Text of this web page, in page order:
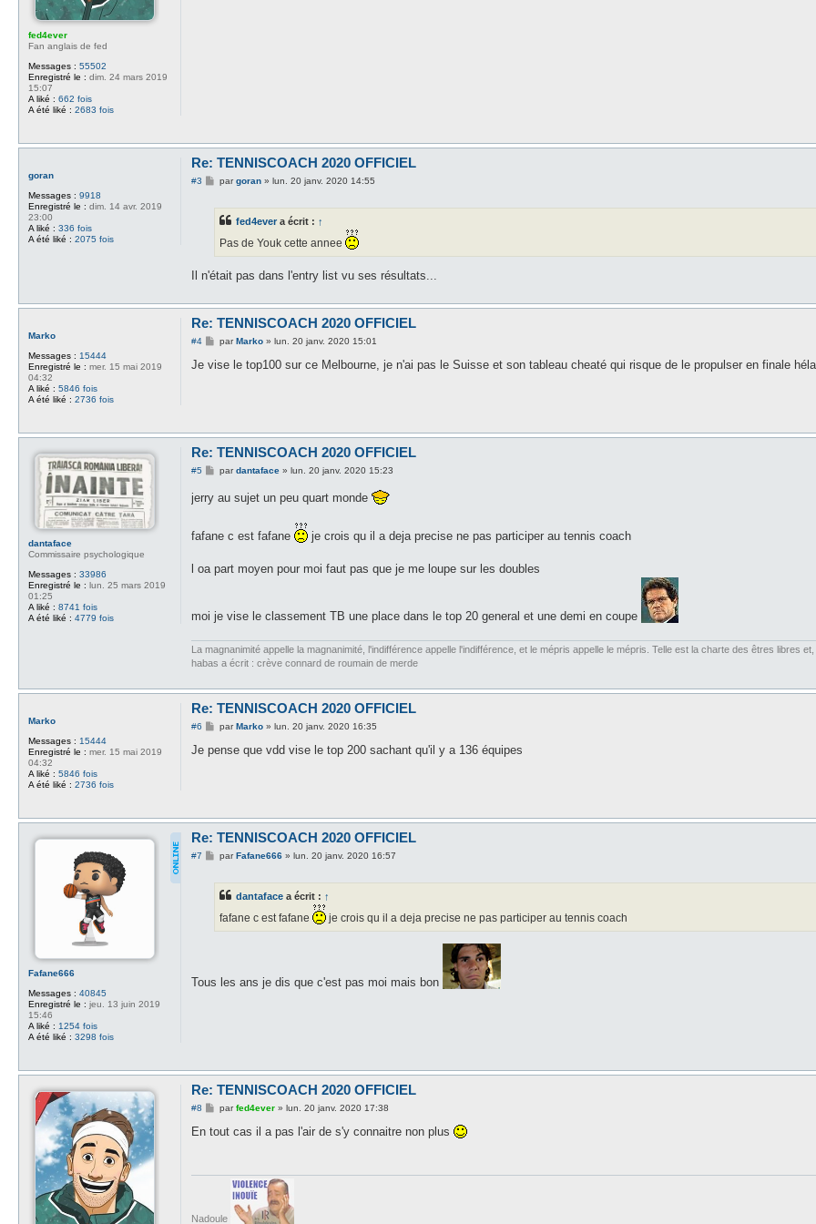
fed4ever
Fan anglais de fed
Messages : 55502
Enregistré le : dim. 24 mars 2019
15:07
A liké : 662 fois
A été liké : 2683 fois
goran
Messages : 9918
Enregistré le : dim. 14 avr. 2019
23:00
A liké : 336 fois
A été liké : 2075 fois
Re: TENNISCOACH 2020 OFFICIEL
#3
M
a
e
pargoran »lun. 20 janv. 2020 14:55
fed4ever a écrit : ↑
Pas de Youk cette annee
Il n'était pas dans l'entry list vu ses résultats...
Marko
Messages : 15444
Enregistré le : mer. 15 mai 2019
04:32
A liké : 5846 fois
A été liké : 2736 fois
Re: TENNISCOACH 2020 OFFICIEL
#4
M
s
parMarko »lun. 20 janv. 2020 15:01
Je vise le top100 sur ce Melbourne, je n'ai pas le Suisse et son tableau cheaté qui risque de le propulser en finale
dantaface
Commissaire psychologique
Messages : 33986
Enregistré le : lun. 25 mars 2019
01:25
A liké : 8741 fois
A été liké : 4779 fois
Re: TENNISCOACH 2020 OFFICIEL
#5
M
s
e
pardantaface »lun. 20 janv. 2020 15:23
jerry au sujet un peu quart monde
fafane c est fafane je crois qu il a deja precise ne pas participer au tennis coach
l oa part moyen pour moi faut pas que je me loupe sur les doubles
moi je vise le classement TB une place dans le top 20 general et une demi en coupe
La magnanimité appelle la magnanimité, l'indifférence appelle l'indifférence, et le mépris appelle le mépris. Telle est la charte des êtres libres
habas a écrit : crève connard de roumain de merde
Marko
Messages : 15444
Enregistré le : mer. 15 mai 2019
04:32
A liké : 5846 fois
A été liké : 2736 fois
Re: TENNISCOACH 2020 OFFICIEL
#6
M
s
parMarko »lun. 20 janv. 2020 16:35
Je pense que vdd vise le top 200 sachant qu'il y a 136 équipes
Fafane666
Messages : 40845
Enregistré le : jeu. 13 juin 2019
15:46
A liké : 1254 fois
A été liké : 3298 fois
Re: TENNISCOACH 2020 OFFICIEL
#7
M
a
e
parFafane666 »lun. 20 janv. 2020 16:57
dantaface a écrit : ↑
fafane c est fafane je crois qu il a deja precise ne pas participer au tennis coach
Tous les ans je dis que c'est pas moi mais bon
Re: TENNISCOACH 2020 OFFICIEL
#8
M
s
parfed4ever »lun. 20 janv. 2020 17:38
En tout cas il a pas l'air de s'y connaitre non plus
Nadoule